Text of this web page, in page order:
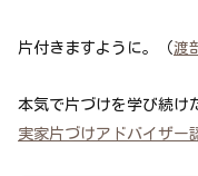
片付きますように。（渡
本気で片づけを学び続け
実家片づけアドバイザー